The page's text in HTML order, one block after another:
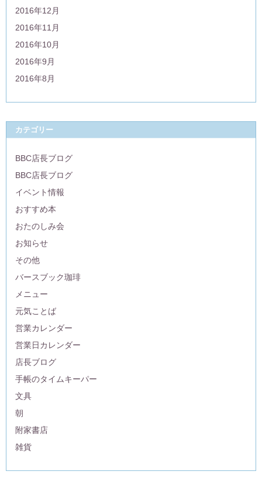
2016年12月
2016年11月
2016年10月
2016年9月
2016年8月
カテゴリー
BBC店長ブログ
BBC店長ブログ
イベント情報
おすすめ本
おたのしみ会
お知らせ
その他
バースブック珈琲
メニュー
元気ことば
営業カレンダー
営業日カレンダー
店長ブログ
手帳のタイムキーパー
文具
朝
附家書店
雑貨